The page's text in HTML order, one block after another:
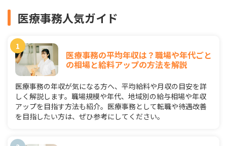
医療事務人気ガイド
医療事務の平均年収は？職場や年代ごと
の相場と給料アップの方法を解説
医療事務の年収が気になる方へ、平均給料や月収の目安を詳
しく解説します。職場規模や年代、地域別の給与相場や年収
アップを目指す方法も紹介。医療事務として転職や待遇改善
を目指したい方は、ぜひ参考にしてください。